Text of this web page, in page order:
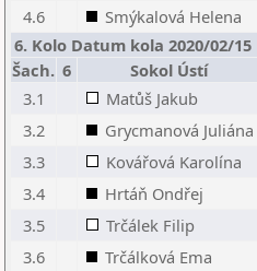
4.6
Smýkalová Helena
6. Kolo Datum kola 2020/02/15
Šach. 6 Sokol Ústí
3.1
Matůš Jakub
3.2
Grycmanová Juliána
3.3
Kovářová Karolína
3.4
Hrtáň Ondřej
3.5
Trčálek Filip
3.6
Trčálková Ema